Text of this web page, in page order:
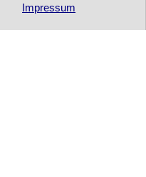
Impressum